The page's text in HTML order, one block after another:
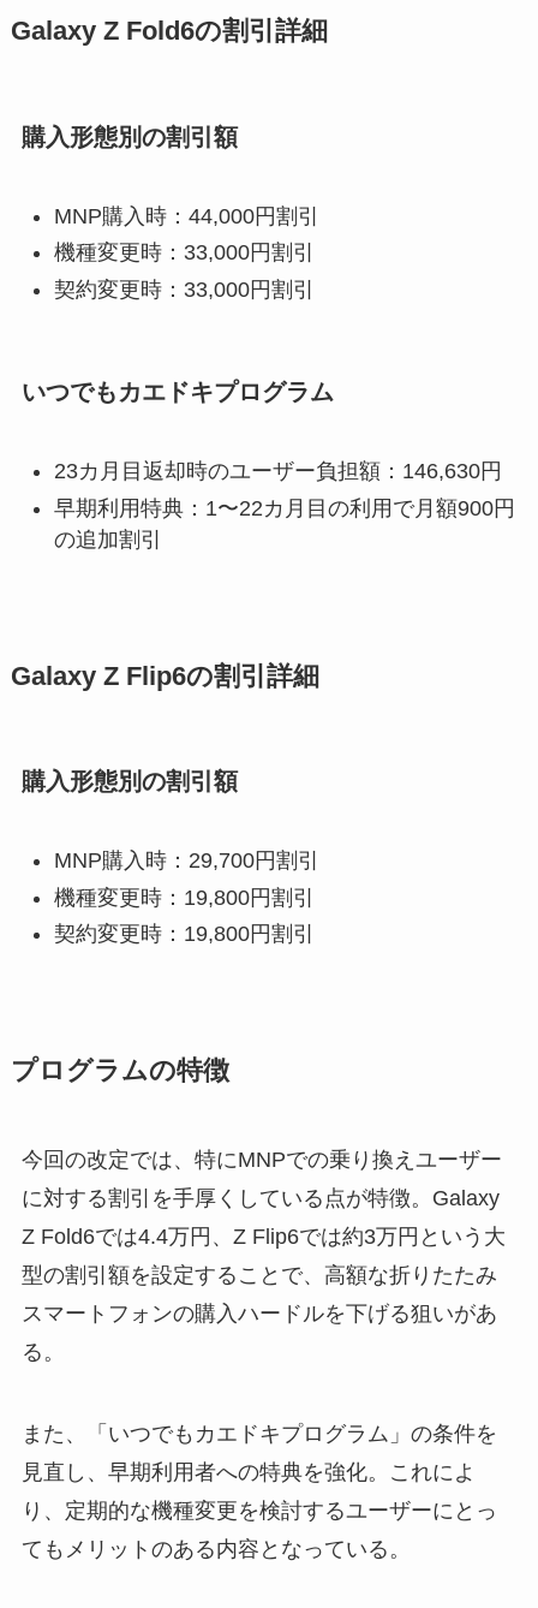
Galaxy Z Fold6の割引詳細
購入形態別の割引額
MNP購入時：44,000円割引
機種変更時：33,000円割引
契約変更時：33,000円割引
いつでもカエドキプログラム
23カ月目返却時のユーザー負担額：146,630円
早期利用特典：1〜22カ月目の利用で月額900円
の追加割引
Galaxy Z Flip6の割引詳細
購入形態別の割引額
MNP購入時：29,700円割引
機種変更時：19,800円割引
契約変更時：19,800円割引
プログラムの特徴
今回の改定では、特にMNPでの乗り換えユーザー
に対する割引を手厚くしている点が特徴。Galaxy
Z Fold6では4.4万円、Z Flip6では約3万円という大
型の割引額を設定することで、高額な折りたたみ
スマートフォンの購入ハードルを下げる狙いがあ
る。
また、「いつでもカエドキプログラム」の条件を
見直し、早期利用者への特典を強化。これによ
り、定期的な機種変更を検討するユーザーにとっ
てもメリットのある内容となっている。